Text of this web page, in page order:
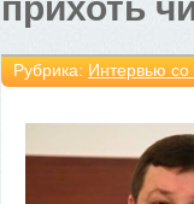
Рубрика: Интервью со